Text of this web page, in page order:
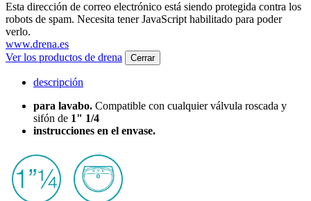
Esta dirección de correo electrónico está siendo protegida contra los
robots de spam. Necesita tener JavaScript habilitado para poder
verlo.
www.drena.es
Ver los productos de drena
Cerrar
descripción
para lavabo. Compatible con cualquier válvula roscada y
sifón de 1" 1/4
instrucciones en el envase.